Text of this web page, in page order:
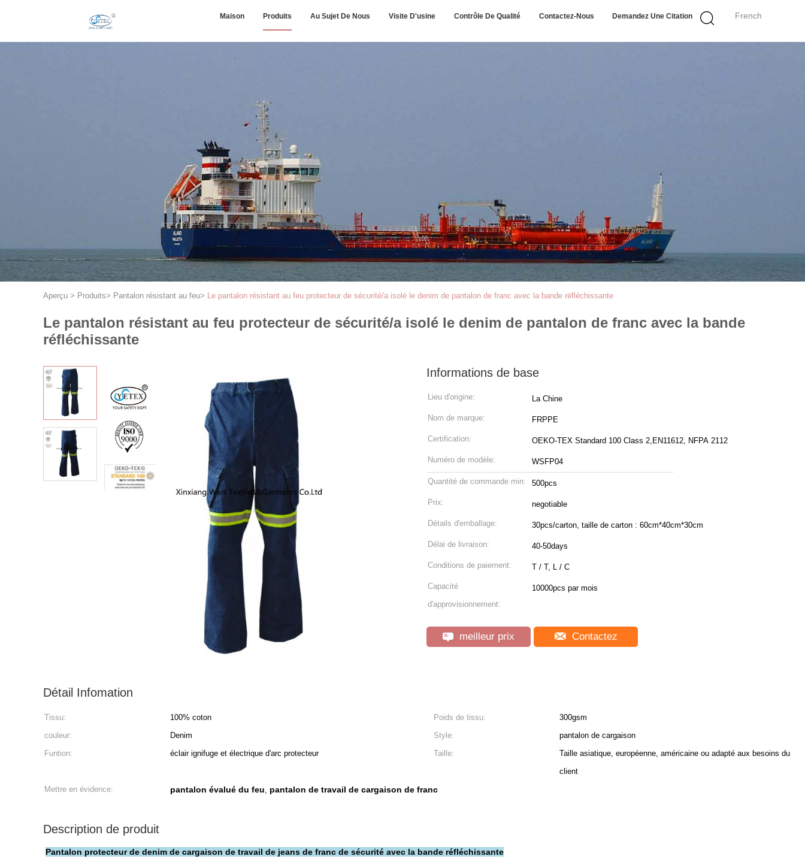
French
Maison Produits Au Sujet De Nous Visite D'usine Contrôle De Qualité Contactez-Nous Demandez Une Citation
Aperçu > Produits> Pantalon résistant au feu> Le pantalon résistant au feu protecteur de sécurité/a isolé le denim de pantalon de franc avec la bande réfléchissante
Le pantalon résistant au feu protecteur de sécurité/a isolé le denim de pantalon de franc avec la bande
réfléchissante
Informations de base
Lieu d'origine: La Chine
Nom de marque: FRPPE
Certification: OEKO-TEX Standard 100 Class 2,EN11612, NFPA 2112
Numéro de modèle: WSFP04
Quantité de commande min: 500pcs
Prix: negotiable
Détails d'emballage: 30pcs/carton, taille de carton : 60cm*40cm*30cm
Délai de livraison: 40-50days
Conditions de paiement: T / T, L / C
Capacité
d'approvisionnement:
10000pcs par mois
meilleur prix Contactez
Détail Infomation
Tissu: 100% coton Poids de tissu:
300gsm
couleur:
Denim Style:
pantalon de cargaison
Funtion:
éclair ignifuge et électrique d'arc protecteur Taille:
Taille asiatique, européenne, américaine ou adapté aux besoins du
client
Mettre en évidence:
pantalon évalué du feu, pantalon de travail de cargaison de franc
Description de produit
Pantalon protecteur de denim de cargaison de travail de jeans de franc de sécurité avec la bande réfléchissante